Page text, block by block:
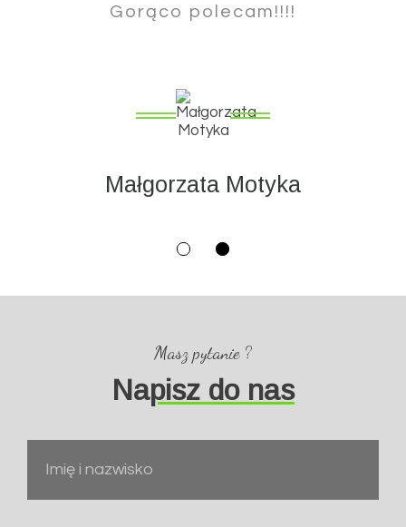
Gorąco polecam!!!!
Małgorzata Motyka
Masz pytanie ?
Napisz do nas